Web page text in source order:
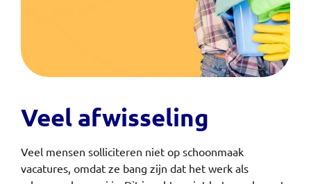
Veel afwisseling
Veel mensen solliciteren niet op schoonmaak
vacatures, omdat ze bang zijn dat het werk als